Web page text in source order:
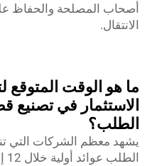
أصحاب المصلحة والحفاظ
الانتقال.
ما هو الوقت المتوقع
الاستثمار في تصنيع
الطلب؟
يشهد معظم الشركات التي